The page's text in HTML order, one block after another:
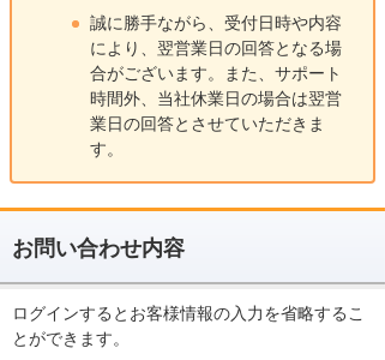
誠に勝手ながら、受付日時や内容
により、翌営業日の回答となる場
合がございます。また、サポート
時間外、当社休業日の場合は翌営
業日の回答とさせていただきま
す。
お問い合わせ内容
ログインするとお客様情報の入力を省略するこ
とができます。